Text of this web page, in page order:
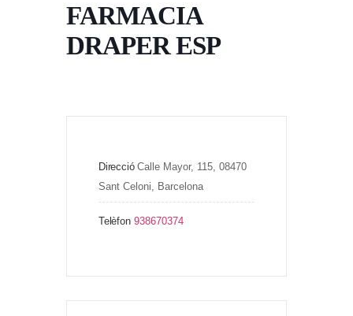
FARMACIA
DRAPER ESP
Direcció Calle Mayor, 115, 08470
Sant Celoni, Barcelona
Telèfon 938670374